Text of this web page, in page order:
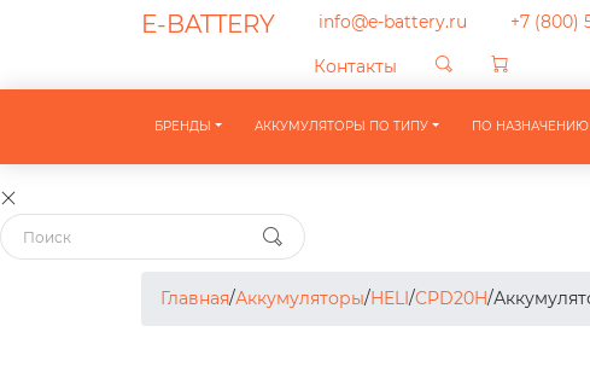
E-BATTERY info@e-battery.ru +7 (800)
Контакты
БРЕНДЫ АККУМУЛЯТОРЫ ПО ТИПУ ПО НАЗНАЧЕНИЮ
Главная/Аккумуляторы/HELI/CPD20H/